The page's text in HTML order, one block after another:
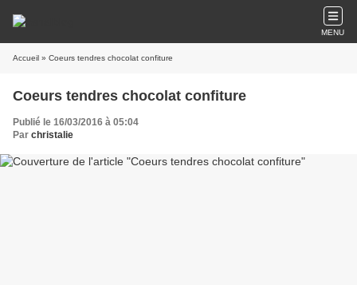
MENU
Accueil » Coeurs tendres chocolat confiture
Coeurs tendres chocolat confiture
Publié le 16/03/2016 à 05:04
Par christalie